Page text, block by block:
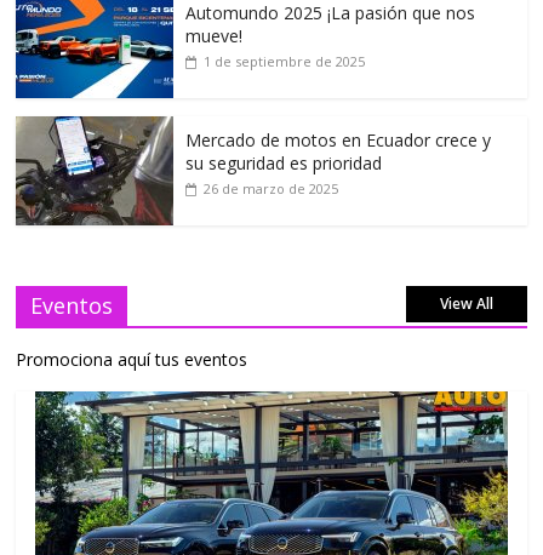
Automundo 2025 ¡La pasión que nos
mueve!
1 de septiembre de 2025
Mercado de motos en Ecuador crece y
su seguridad es prioridad
26 de marzo de 2025
Eventos View All
Promociona aquí tus eventos